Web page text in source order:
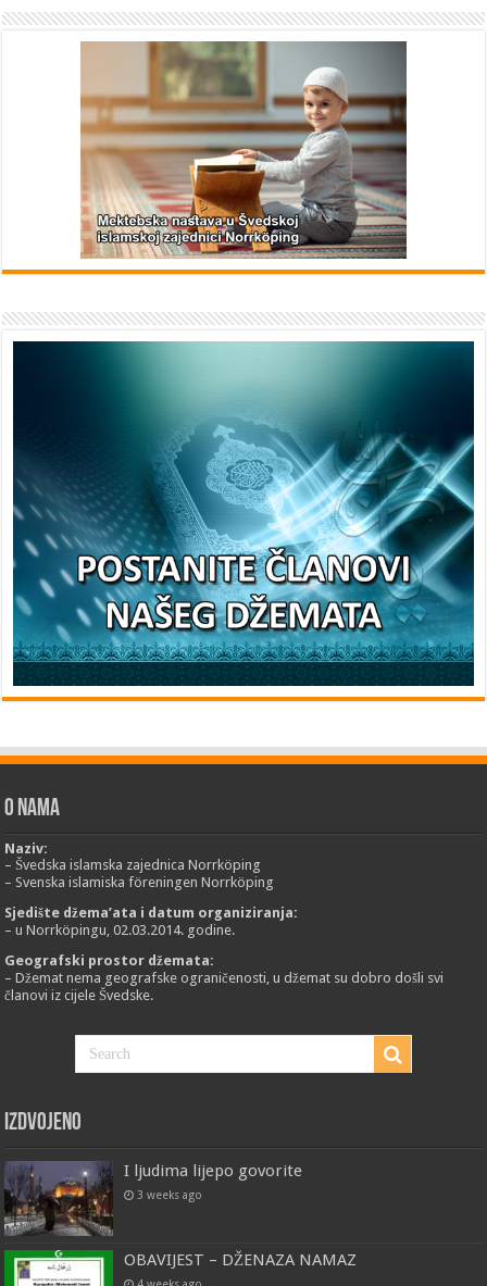
O nama
Naziv:
– Švedska islamska zajednica Norrköping
– Svenska islamiska föreningen Norrköping
Sjedište džema’ata i datum organiziranja:
– u Norrköpingu, 02.03.2014. godine.
Geografski prostor džemata:
– Džemat nema geografske ograničenosti, u džemat su dobro došli svi
članovi iz cijele Švedske.
Izdvojeno
I ljudima lijepo govorite
3 weeks ago
OBAVIJEST – DŽENAZA NAMAZ
4 weeks ago